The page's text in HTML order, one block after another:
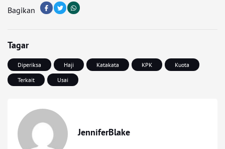
Bagikan
Tagar
Diperiksa Haji Katakata KPK
Kuota
Terkait
Usai
JenniferBlake